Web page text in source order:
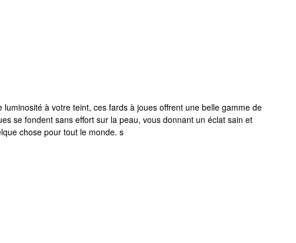
à votre teint, ces fards à joues offrent une belle gamme de
se fondent sans effort sur la peau, vous donnant un éclat sain et
chose pour tout le monde. s